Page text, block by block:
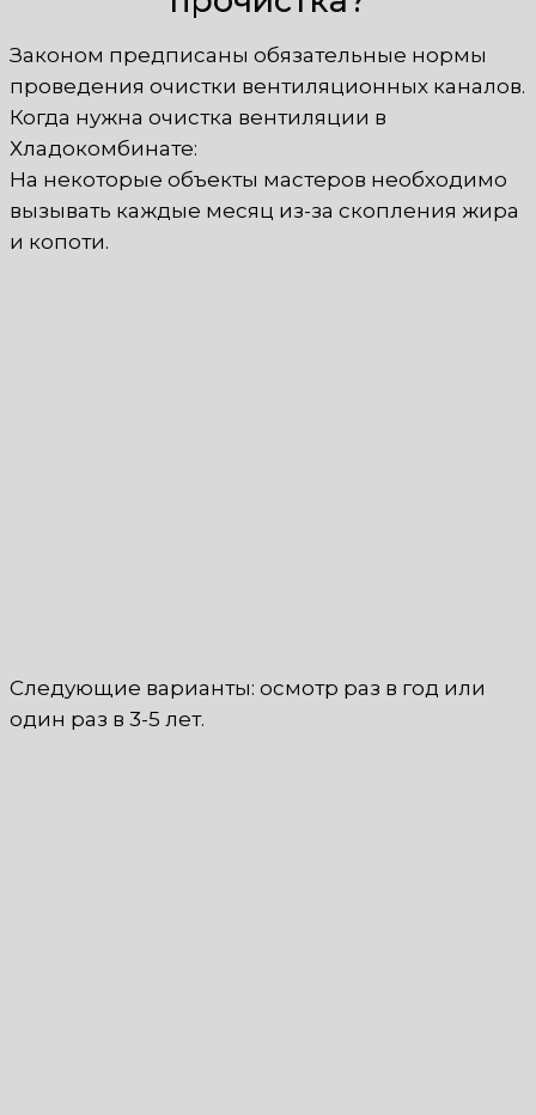
Законом предписаны обязательные нормы
проведения очистки вентиляционных каналов.
Когда нужна очистка вентиляции в
Хладокомбинате:
На некоторые объекты мастеров необходимо
вызывать каждые месяц из-за скопления жира
и копоти.
Следующие варианты: осмотр раз в год или
один раз в 3-5 лет.